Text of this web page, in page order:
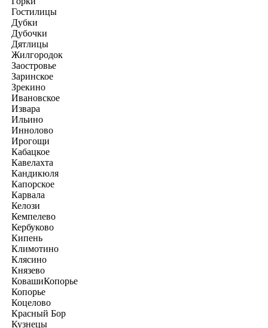
Гостилицы
Дубки
Дубочки
Дятлицы
Жилгородок
Заостровье
Заринское
Зрекино
Ивановское
Извара
Ильино
Иннолово
Ирогощи
Кабацкое
Кавелахта
Кандикюля
Капорское
Карвала
Келози
Кемпелево
Кербуково
Кипень
Климотино
Клясино
Князево
КовашиКопорье
Копорье
Коцелово
Красный Бор
Кузнецы